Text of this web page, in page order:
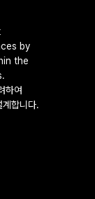
by
the
하여
합니다.